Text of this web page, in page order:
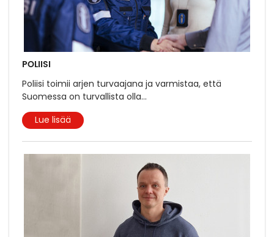
POLIISI
Poliisi toimii arjen turvaajana ja varmistaa, että
Suomessa on turvallista olla...
Lue lisää